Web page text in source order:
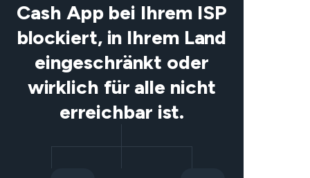
Cash App bei Ihrem ISP
blockiert, in Ihrem Land
eingeschränkt oder
wirklich für alle nicht
erreichbar ist.